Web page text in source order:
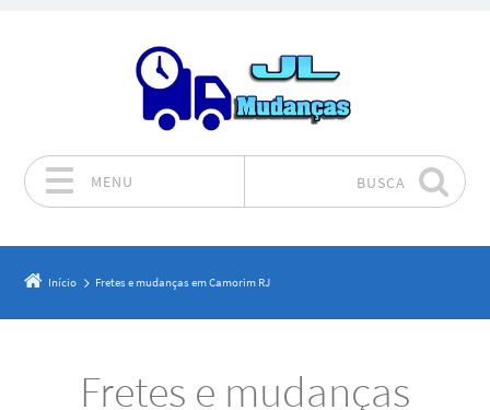
MENU BUSCA
Início Fretes e mudanças em Camorim RJ
Fretes e mudanças